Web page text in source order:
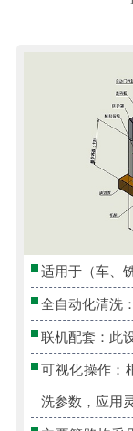
适用于（车、
全自动化清洗
联机配套：此
可视化操作：
洗参数，应用